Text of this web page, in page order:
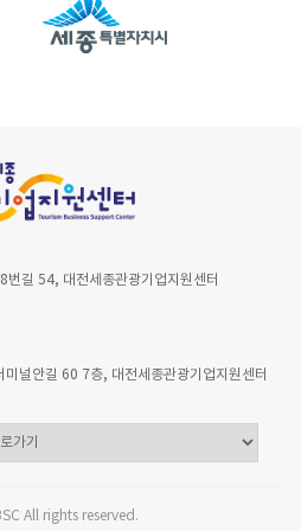
길 54, 대전세종관광기업지원센터
널안길 60 7층, 대전세종관광기업지원센터
All rights reserved.